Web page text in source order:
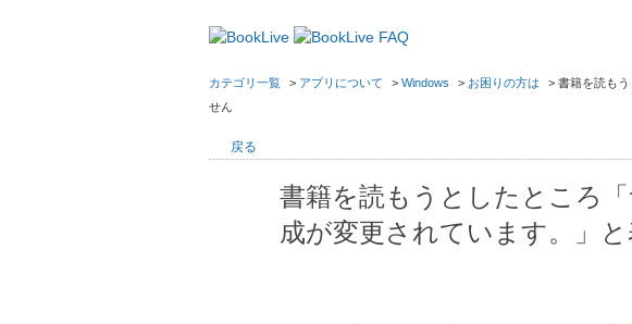
カテゴリ一覧 > アプリについて > Windows > お困りの方は > 書籍を読も
せん
戻る
書籍を読もうとしたところ
成が変更されています。」